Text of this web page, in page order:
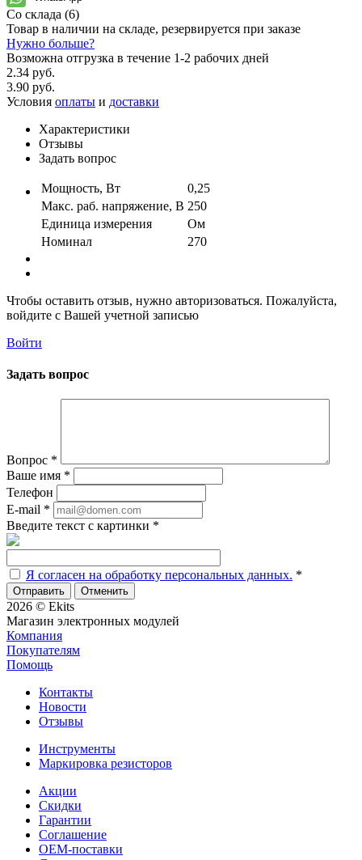
Со склада (6)
Товар в наличии на складе, резервируется при заказе
Нужно больше?
Возможна отгрузка в течение 1-2 рабочих дней
2.34 руб.
3.90 руб.
Условия оплаты и доставки
Характеристики
Отзывы
Задать вопрос
Мощность, Вт
0,25
Макс. раб. напряжение, В 250
Единица измерения
Ом
Номинал
270
Чтобы оставить отзыв, нужно авторизоваться. Пожалуйста,
войдите с Вашей учетной записью
Войти
Задать вопрос
Вопрос *
Ваше имя *
Телефон
E-mail *
Введите текст с картинки *
Я согласен на обработку персональных данных. *
Отменить
2026 © Ekits
Магазин электронных модулей
Компания
Покупателям
Помощь
Контакты
Новости
Отзывы
Инструменты
Маркировка резисторов
Акции
Скидки
Гарантии
Соглашение
OEM-поставки